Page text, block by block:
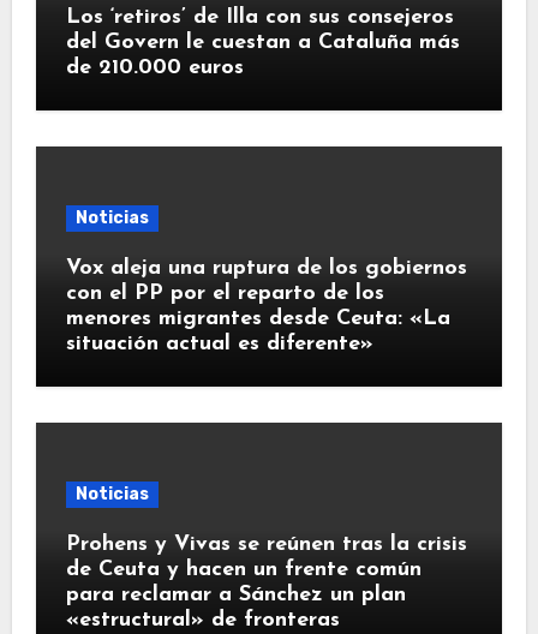
Los ‘retiros’ de Illa con sus consejeros
del Govern le cuestan a Cataluña más
de 210.000 euros
Noticias
Vox aleja una ruptura de los gobiernos
con el PP por el reparto de los
menores migrantes desde Ceuta: «La
situación actual es diferente»
Noticias
Prohens y Vivas se reúnen tras la crisis
de Ceuta y hacen un frente común
para reclamar a Sánchez un plan
«estructural» de fronteras